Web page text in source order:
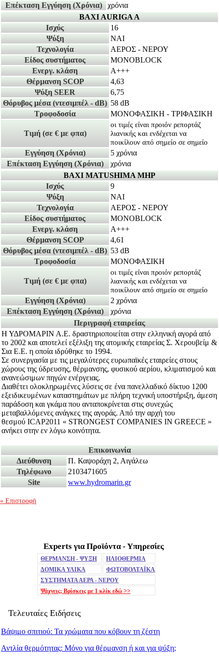
Επέκταση Εγγύηση (Χρόνια)
χρόνια
BAXI AURIGA A
Ισχύς
16
Ψύξη
ΝΑΙ
Τεχνολογία
ΑΕΡΟΣ - ΝΕΡΟΥ
Είδος συστήματος
MONOBLOCK
Ενεργ. κλάση
A+++
Θέρμανση SCOP
4,63
Ψύξη SEER
6,75
Θόρυβος μέσα (ντεσιμπέλ - dB) 58 dB
Τροφοδοσία
ΜΟΝΟΦΑΣΙΚΗ - ΤΡΙΦΑΣΙΚΗ
Τιμή (σε € με φπα)
οι τιμές είναι προιόν ρεπορτάζ
λιανικής και ενδέχεται να
ποικίλουν από σημείο σε σημείο
Εγγύηση (Χρόνια)
5 χρόνια
Επέκταση Εγγύηση (Χρόνια)
χρόνια
BAXI MATUSHIMA MHP
Ισχύς
9
Ψύξη
ΝΑΙ
Τεχνολογία
ΑΕΡΟΣ - ΝΕΡΟΥ
Είδος συστήματος
MONOBLOCK
Ενεργ. κλάση
A+++
Θέρμανση SCOP
4,61
Θόρυβος μέσα (ντεσιμπέλ - dB) 53 dB
Τροφοδοσία
ΜΟΝΟΦΑΣΙΚΗ
Τιμή (σε € με φπα)
οι τιμές είναι προιόν ρεπορτάζ
λιανικής και ενδέχεται να
ποικίλουν από σημείο σε σημείο
Εγγύηση (Χρόνια)
2 χρόνια
Επέκταση Εγγύηση (Χρόνια)
χρόνια
Περιγραφή εταιρείας
Η ΥΔΡΟΜΑΡΙΝ Α.Ε. δραστηριοποιείται στην ελληνική αγορά από
το 2002 και αποτελεί εξέλιξη της ατομικής εταιρείας Σ. Χερουβείμ &
Σια Ε.Ε. η οποία ιδρύθηκε το 1994.
Σε συνεργασία με τις μεγαλύτερες ευρωπαϊκές εταιρείες στους
χώρους της ύδρευσης, θέρμανσης, φυσικού αερίου, κλιματισμού και
ανανεώσιμων πηγών ενέργειας.
Διαθέτει ολοκληρωμένες λύσεις σε ένα πανελλαδικό δίκτυο 1200
εξειδικευμένων καταστημάτων με πλήρη τεχνική υποστήριξη, άμεση
παράδοση και γκάμα που ανταποκρίνεται στις συνεχώς
μεταβαλλόμενες ανάγκες της αγοράς. Από την αρχή του
θεσμού ICAP2011 « STRONGEST COMPANIES IN GREECE »
ανήκει στην εν λόγω κοινότητα.
Επικοινωνία
Διεύθυνση
Π. Καψοράχη 2, Αιγάλεω
Τηλέφωνο
2103471605
Site
www.hydromarin.gr
« Επιστροφή
Remaining
-0:00
MuteExperts για Προϊόντα - Υπηρεσίες
ΘΕΡΜΑΝΣΗ - ΨΥΞΗ
ΗΛΙΟΘΕΡΜΙΑ
ΔΟΜΙΚΑ ΥΛΙΚΑ
ΦΩΤΟΒΟΛΤΑΪΚΑ
ΣΥΣΤΗΜΑΤΑ ΑΕΡΑ - ΝΕΡΟΥ
Ψάχνεις; Βρίσκεις με 1 κλίκ εδώ >>
Τελευταίες Ειδήσεις
Βάψιμο σπιτιού: Τα χρώματα που κόβουν τη ζέστη
Αντλία θερμότητας: Μόνο για θέρμανση ή και για ψύξη;